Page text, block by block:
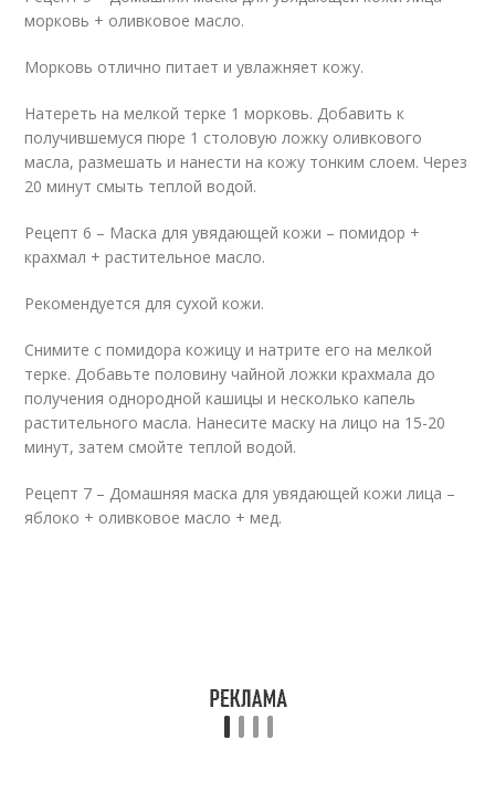
морковь + оливковое масло.
Морковь отлично питает и увлажняет кожу.
Натереть на мелкой терке 1 морковь. Добавить к
получившемуся пюре 1 столовую ложку оливкового
масла, размешать и нанести на кожу тонким слоем. Через
20 минут смыть теплой водой.
Рецепт 6 – Маска для увядающей кожи – помидор +
крахмал + растительное масло.
Рекомендуется для сухой кожи.
Снимите с помидора кожицу и натрите его на мелкой
терке. Добавьте половину чайной ложки крахмала до
получения однородной кашицы и несколько капель
растительного масла. Нанесите маску на лицо на 15-20
минут, затем смойте теплой водой.
Рецепт 7 – Домашняя маска для увядающей кожи лица –
яблоко + оливковое масло + мед.